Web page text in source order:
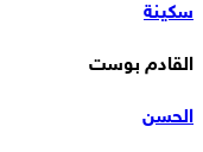
سكينة
القادم بوست
الحسن